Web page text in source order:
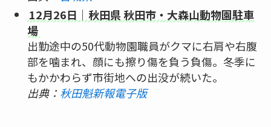
12月26日｜秋田県 秋田市・大森山動物園駐車
場
出勤途中の50代動物園職員がクマに右肩や右腹
部を噛まれ、顔にも擦り傷を負う負傷。冬季に
もかかわらず市街地への出没が続いた。
出典： 秋田魁新報電子版